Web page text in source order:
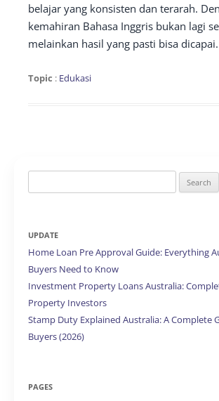
belajar yang konsisten dan terarah.
kemahiran Bahasa Inggris bukan lagi
melainkan hasil yang pasti bisa dicapai.
Topic : Edukasi
for:
UPDATE
Home Loan Pre Approval Guide: Everything
Buyers Need to Know
Investment Property Loans Australia:
Property Investors
Stamp Duty Explained Australia: A Complete
Buyers (2026)
PAGES